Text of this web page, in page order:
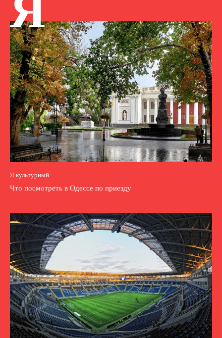
Я культурный
Что посмотреть в Одессе по приезду